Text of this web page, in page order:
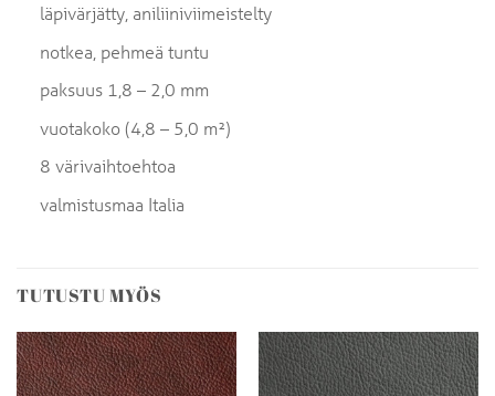
läpivärjätty, aniliiniviimeistelty
notkea, pehmeä tuntu
paksuus 1,8 – 2,0 mm
vuotakoko (4,8 – 5,0 m²)
8 värivaihtoehtoa
valmistusmaa Italia
TUTUSTU MYÖS